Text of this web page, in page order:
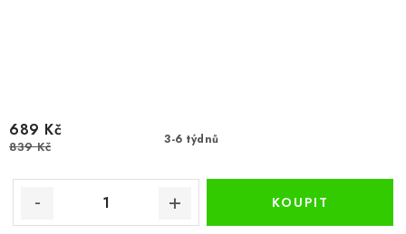
3-6 týdnů
689 Kč
839 Kč